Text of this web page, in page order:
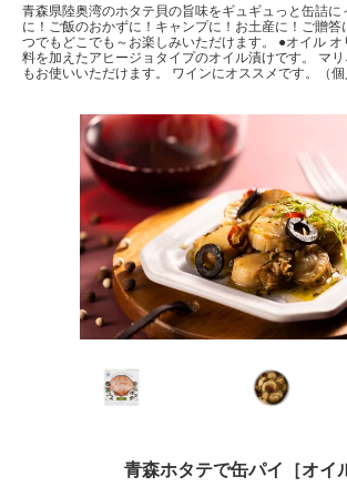
青森県陸奥湾のホタテ貝の旨味をギュギュっと缶詰に
に！ご飯のおかずに！キャンプに！お土産に！ご贈答
つでもどこでも～お楽しみいただけます。
●オイル オ
料を加えたアヒージョタイプのオイル漬けです。
マ
もお使いいただけます。
ワインにオススメです。（個
青森ホタテで缶パイ［オイ